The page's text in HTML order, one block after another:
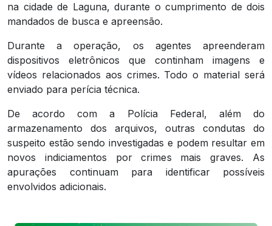
na cidade de Laguna, durante o cumprimento de dois
mandados de busca e apreensão.
Durante a operação, os agentes apreenderam
dispositivos eletrônicos que continham imagens e
vídeos relacionados aos crimes. Todo o material será
enviado para perícia técnica.
De acordo com a Polícia Federal, além do
armazenamento dos arquivos, outras condutas do
suspeito estão sendo investigadas e podem resultar em
novos indiciamentos por crimes mais graves. As
apurações continuam para identificar possíveis
envolvidos adicionais.